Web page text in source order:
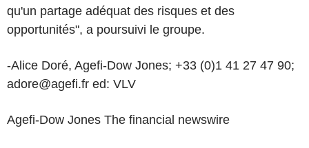
qu'un partage adéquat des risques et des
opportunités", a poursuivi le groupe.
-Alice Doré, Agefi-Dow Jones; +33 (0)1 41 27 47 90;
adore@agefi.fr ed: VLV
Agefi-Dow Jones The financial newswire